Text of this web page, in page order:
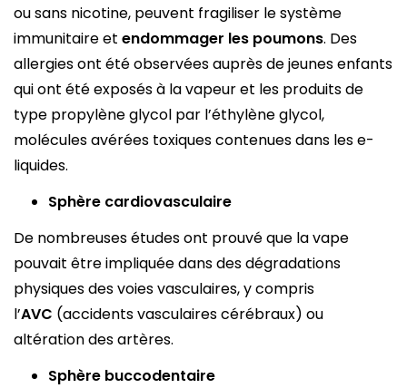
ou sans nicotine, peuvent fragiliser le système
immunitaire et endommager les poumons. Des
allergies ont été observées auprès de jeunes enfants
qui ont été exposés à la vapeur et les produits de
type propylène glycol par l’éthylène glycol,
molécules avérées toxiques contenues dans les e-
liquides.
Sphère cardiovasculaire
De nombreuses études ont prouvé que la vape
pouvait être impliquée dans des dégradations
physiques des voies vasculaires, y compris
l’AVC (accidents vasculaires cérébraux) ou
altération des artères.
Sphère buccodentaire